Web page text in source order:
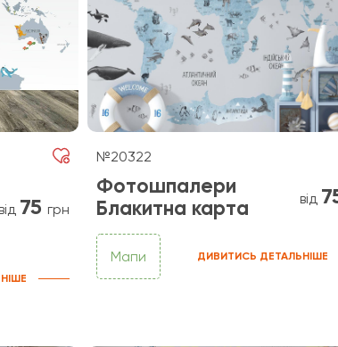
від 75 грн
№20322
Фотошпалери
Блакитна карта
від
Мапи ДИВИТИСЬ ДЕТАЛЬНІШЕ